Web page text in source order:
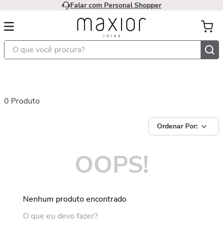
Falar com Personal Shopper
O que você procura?
0 Produto
OOPS!
Nenhum produto encontrado
O que eu devo fazer?